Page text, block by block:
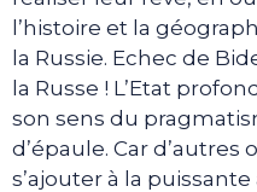
l’histoire et la
la Russie. Echec de
la Russe ! L’Etat
son sens du
d’épaule. Car
s’ajouter à la